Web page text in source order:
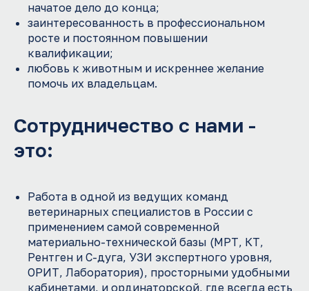
начатое дело до конца;
заинтересованность в профессиональном
росте и постоянном повышении
квалификации;
любовь к животным и искреннее желание
помочь их владельцам.
Сотрудничество с нами -
это:
Работа в одной из ведущих команд
ветеринарных специалистов в России с
применением самой современной
материально-технической базы (МРТ, КТ,
Рентген и С-дуга, УЗИ экспертного уровня,
ОРИТ, Лаборатория), просторными удобными
кабинетами, и ординаторской, где всегда есть